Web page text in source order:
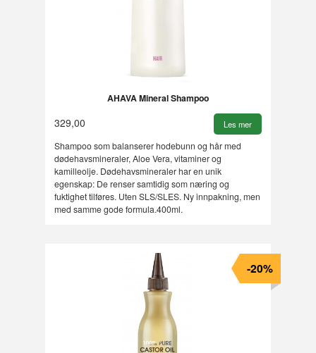
AHAVA Mineral Shampoo
329,00 Les mer
Shampoo som balanserer hodebunn og hår med
dødehavsmineraler, Aloe Vera, vitaminer og
kamilleolje. Dødehavsmineraler har en unik
egenskap: De renser samtidig som næring og
fuktighet tilføres. Uten SLS/SLES. Ny innpakning, men
med samme gode formula.400ml.
-20%